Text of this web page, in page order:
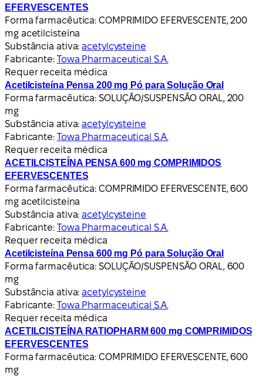
EFERVESCENTES
Forma farmacêutica: COMPRIMIDO EFERVESCENTE, 200
mg acetilcisteína
Substância ativa:acetylcysteine
Fabricante: Towa Pharmaceutical S.A.
Requer receita médica
Acetilcisteína Pensa 200 mg Pó para Solução Oral
Forma farmacêutica: SOLUÇÃO/SUSPENSÃO ORAL, 200
mg
Substância ativa:acetylcysteine
Fabricante: Towa Pharmaceutical S.A.
Requer receita médica
ACETILCISTEÍNA PENSA 600 mg COMPRIMIDOS
EFERVESCENTES
Forma farmacêutica: COMPRIMIDO EFERVESCENTE, 600
mg acetilcisteína
Substância ativa:acetylcysteine
Fabricante: Towa Pharmaceutical S.A.
Requer receita médica
Acetilcisteína Pensa 600 mg Pó para Solução Oral
Forma farmacêutica: SOLUÇÃO/SUSPENSÃO ORAL, 600
mg
Substância ativa:acetylcysteine
Fabricante: Towa Pharmaceutical S.A.
Requer receita médica
ACETILCISTEÍNA RATIOPHARM 600 mg COMPRIMIDOS
EFERVESCENTES
Forma farmacêutica: COMPRIMIDO EFERVESCENTE, 600
mg